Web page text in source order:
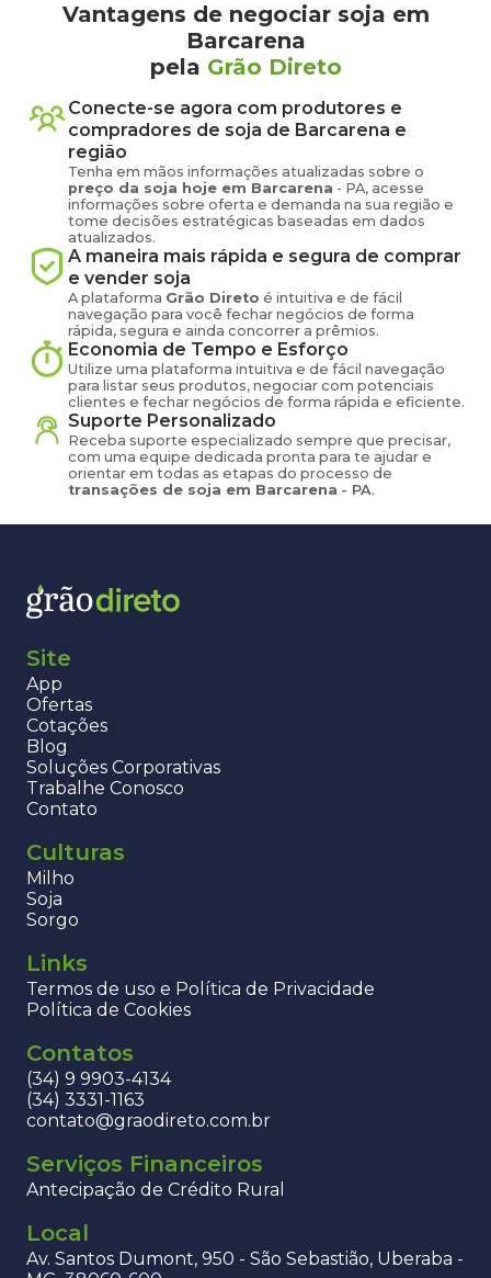
Vantagens de negociar soja em
Barcarena
pela Grão Direto
Conecte-se agora com produtores e
compradores de soja de Barcarena e
região
Tenha em mãos informações atualizadas sobre o
preço da soja hoje em Barcarena - PA, acesse
informações sobre oferta e demanda na sua região e
tome decisões estratégicas baseadas em dados
atualizados.
A maneira mais rápida e segura de comprar
e vender soja
A plataforma Grão Direto é intuitiva e de fácil
navegação para você fechar negócios de forma
rápida, segura e ainda concorrer a prêmios.
Economia de Tempo e Esforço
Utilize uma plataforma intuitiva e de fácil navegação
para listar seus produtos, negociar com potenciais
clientes e fechar negócios de forma rápida e eficiente.
Suporte Personalizado
Receba suporte especializado sempre que precisar,
com uma equipe dedicada pronta para te ajudar e
orientar em todas as etapas do processo de
transações de soja em Barcarena - PA.
Site
App
Ofertas
Cotações
Blog
Soluções Corporativas
Trabalhe Conosco
Contato
Culturas
Milho
Soja
Sorgo
Links
Termos de uso e Política de Privacidade
Política de Cookies
Contatos
(34) 9 9903-4134
(34) 3331-1163
contato@graodireto.com.br
Serviços Financeiros
Antecipação de Crédito Rural
Local
Av. Santos Dumont, 950 - São Sebastião, Uberaba -